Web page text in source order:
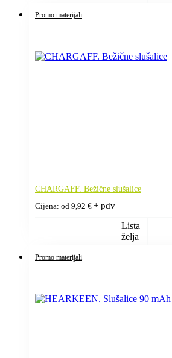
Promo materijali
CHARGAFF. Bežične slušalice
Cijena: od 9,92 € + pdv
Lista
želja
Promo materijali